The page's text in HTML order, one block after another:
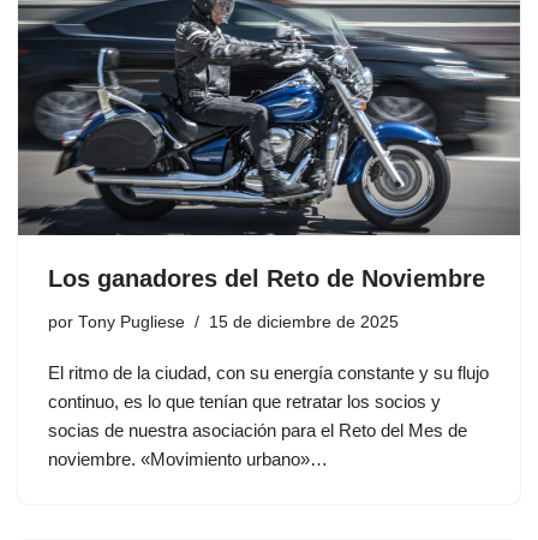
Los ganadores del Reto de Noviembre
por Tony Pugliese 15 de diciembre de 2025
El ritmo de la ciudad, con su energía constante y su flujo
continuo, es lo que tenían que retratar los socios y
socias de nuestra asociación para el Reto del Mes de
noviembre. «Movimiento urbano»…